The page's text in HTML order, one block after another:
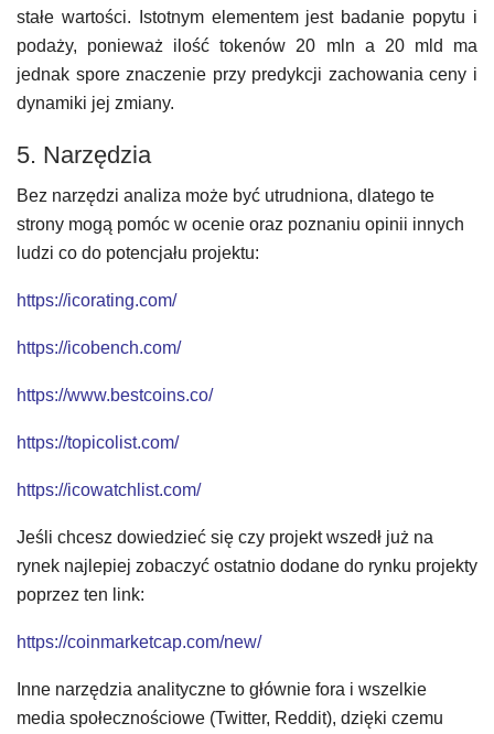
stałe wartości. Istotnym elementem jest badanie popytu i
podaży, ponieważ ilość tokenów 20 mln a 20 mld ma
jednak spore znaczenie przy predykcji zachowania ceny i
dynamiki jej zmiany.
5. Narzędzia
Bez narzędzi analiza może być utrudniona, dlatego te
strony mogą pomóc w ocenie oraz poznaniu opinii innych
ludzi co do potencjału projektu:
https://icorating.com/
https://icobench.com/
https://www.bestcoins.co/
https://topicolist.com/
https://icowatchlist.com/
Jeśli chcesz dowiedzieć się czy projekt wszedł już na
rynek najlepiej zobaczyć ostatnio dodane do rynku projekty
poprzez ten link:
https://coinmarketcap.com/new/
Inne narzędzia analityczne to głównie fora i wszelkie
media społecznościowe (Twitter, Reddit), dzięki czemu